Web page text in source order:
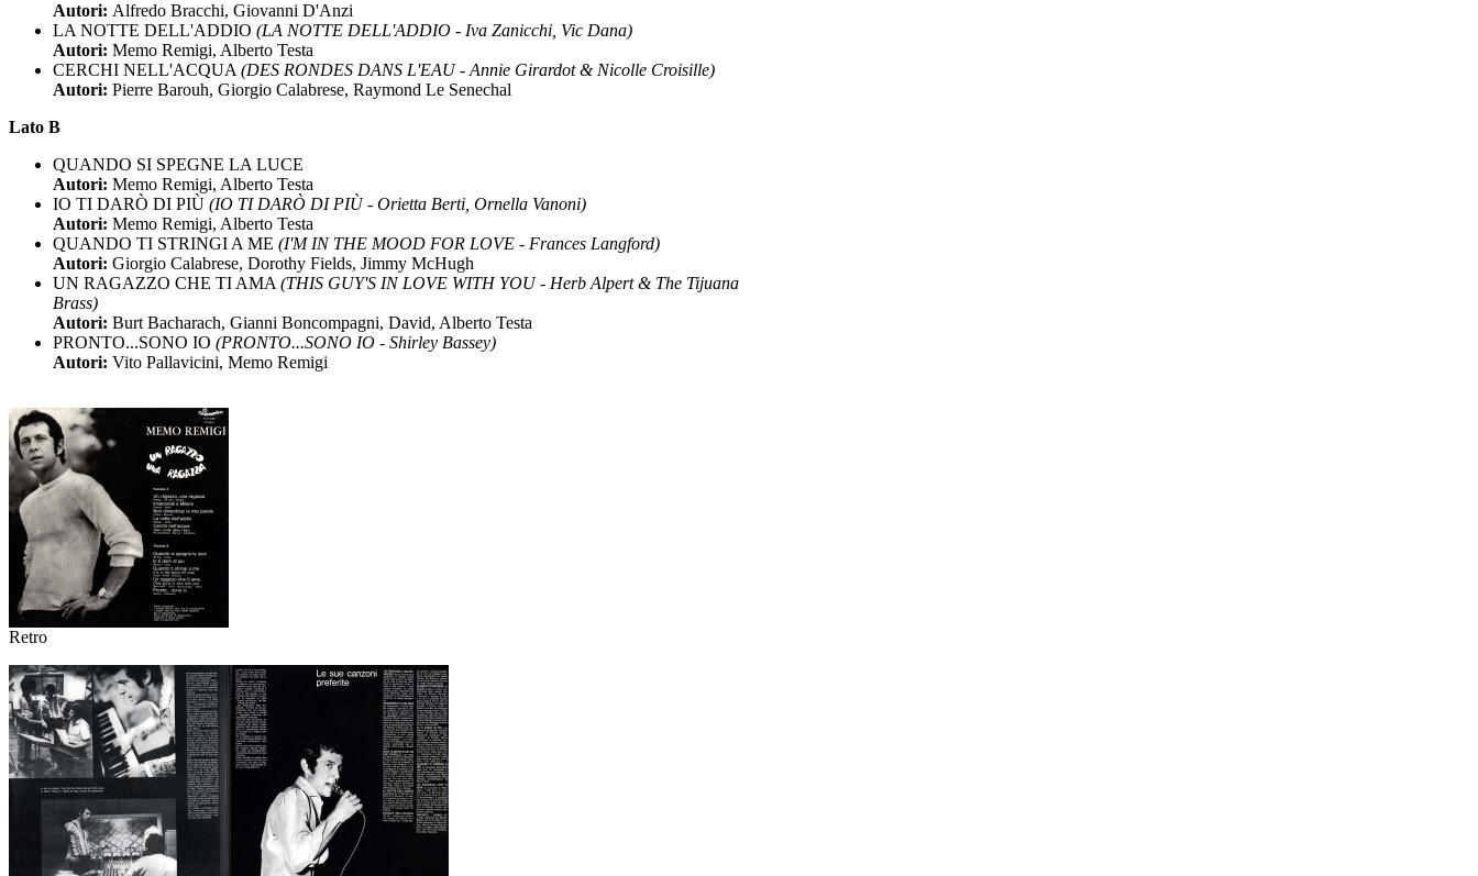
Autori: Alfredo Bracchi, Giovanni D'Anzi
LA NOTTE DELL'ADDIO (LA NOTTE DELL'ADDIO - Iva Zanicchi, Vic Dana)
Autori: Memo Remigi, Alberto Testa
CERCHI NELL'ACQUA (DES RONDES DANS L'EAU - Annie Girardot & Nicolle Croisille)
Autori: Pierre Barouh, Giorgio Calabrese, Raymond Le Senechal
Lato B
QUANDO SI SPEGNE LA LUCE
Autori: Memo Remigi, Alberto Testa
IO TI DARÒ DI PIÙ (IO TI DARÒ DI PIÙ - Orietta Berti, Ornella Vanoni)
Autori: Memo Remigi, Alberto Testa
QUANDO TI STRINGI A ME (I'M IN THE MOOD FOR LOVE - Frances Langford)
Autori: Giorgio Calabrese, Dorothy Fields, Jimmy McHugh
UN RAGAZZO CHE TI AMA (THIS GUY'S IN LOVE WITH YOU - Herb Alpert & The Tijuana
Brass)
Autori: Burt Bacharach, Gianni Boncompagni, David, Alberto Testa
PRONTO...SONO IO (PRONTO...SONO IO - Shirley Bassey)
Autori: Vito Pallavicini, Memo Remigi
Retro